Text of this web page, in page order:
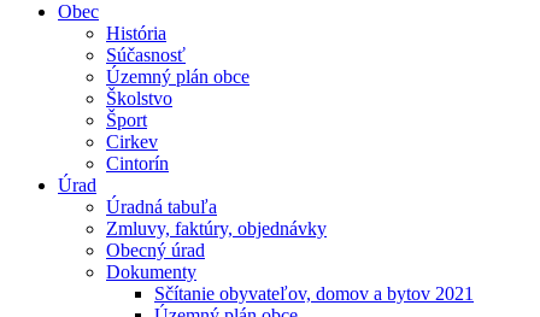
Obec
História
Súčasnosť
Územný plán obce
Školstvo
Šport
Cirkev
Cintorín
Úrad
Úradná tabuľa
Zmluvy, faktúry, objednávky
Obecný úrad
Dokumenty
Sčítanie obyvateľov, domov a bytov 2021